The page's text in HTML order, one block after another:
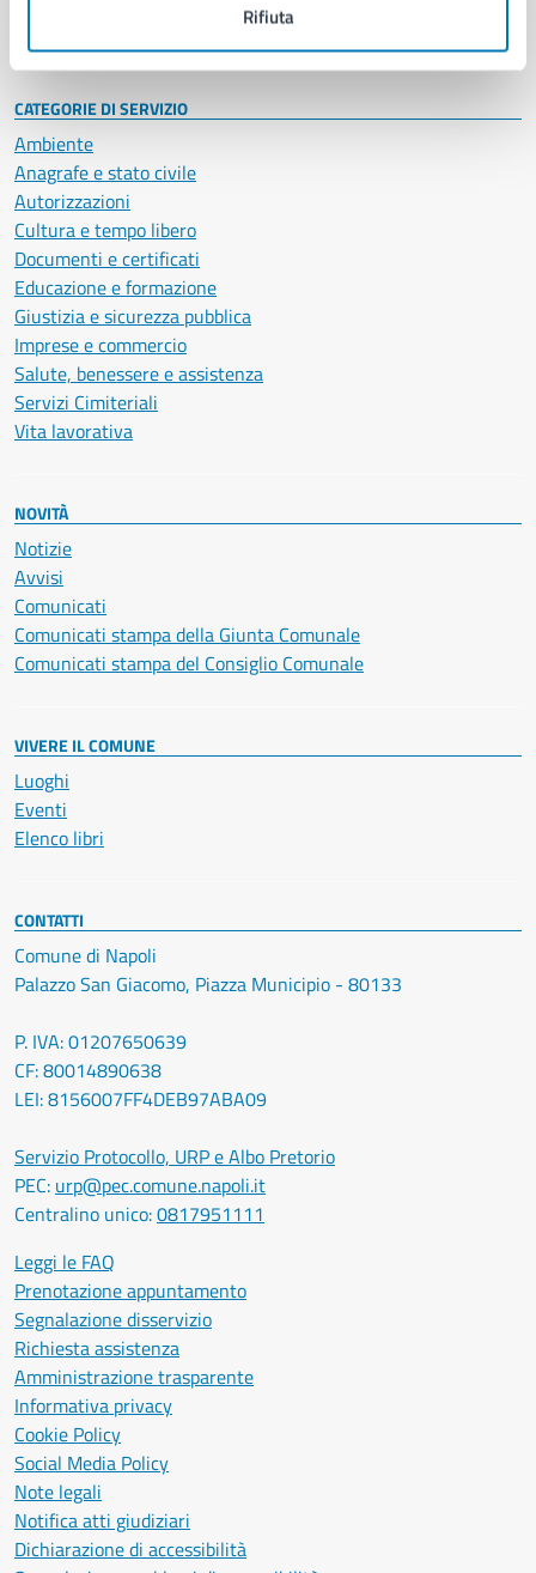
Rifiuta
Intranet, posta aziendale e protocollo
CATEGORIE DI SERVIZIO
Ambiente
Anagrafe e stato civile
Autorizzazioni
Cultura e tempo libero
Documenti e certificati
Educazione e formazione
Giustizia e sicurezza pubblica
Imprese e commercio
Salute, benessere e assistenza
Servizi Cimiteriali
Vita lavorativa
NOVITÀ
Notizie
Avvisi
Comunicati
Comunicati stampa della Giunta Comunale
Comunicati stampa del Consiglio Comunale
VIVERE IL COMUNE
Luoghi
Eventi
Elenco libri
CONTATTI
Comune di Napoli
Palazzo San Giacomo, Piazza Municipio - 80133
P. IVA: 01207650639
CF: 80014890638
LEI: 8156007FF4DEB97ABA09
Servizio Protocollo, URP e Albo Pretorio
PEC: urp@pec.comune.napoli.it
Centralino unico:0817951111
Leggi le FAQ
Prenotazione appuntamento
Segnalazione disservizio
Richiesta assistenza
Amministrazione trasparente
Informativa privacy
Cookie Policy
Social Media Policy
Note legali
Notifica atti giudiziari
Dichiarazione di accessibilità